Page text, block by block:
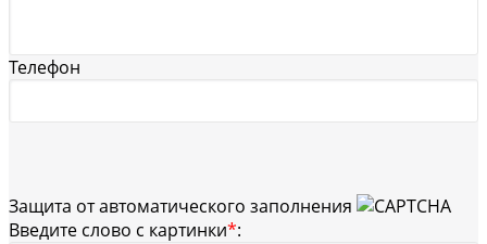
Телефон
Защита от автоматического заполнения
Введите слово с картинки*: